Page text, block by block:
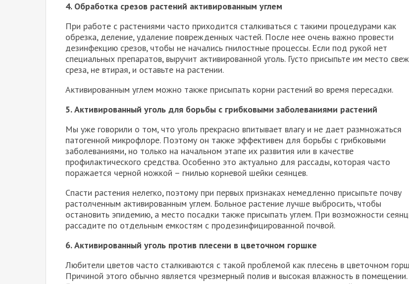
4. Обработка срезов растений активированным углем
При работе с растениями часто приходится сталкиваться с такими процедурами как
обрезка, деление, удаление поврежденных частей. После нее очень важно провести
дезинфекцию срезов, чтобы не начались гнилостные процессы. Если под рукой нет
специальных препаратов, выручит активированной уголь. Густо присыпьте им место
среза, не втирая, и оставьте на растении.
Активированным углем можно также присыпать корни растений во время пересадки.
5. Активированный уголь для борьбы с грибковыми заболеваниями растений
Мы уже говорили о том, что уголь прекрасно впитывает влагу и не дает размножаться
патогенной микрофлоре. Поэтому он также эффективен для борьбы с грибковыми
заболеваниями, но только на начальном этапе их развития или в качестве
профилактического средства. Особенно это актуально для рассады, которая часто
поражается черной ножкой – гнилью корневой шейки сеянцев.
Спасти растения нелегко, поэтому при первых признаках немедленно присыпьте почву
растолченным активированным углем. Больное растение лучше выбросить, чтобы
остановить эпидемию, а место посадки также присыпать углем. При возможности
рассадите по отдельным емкостям с продезинфицированной почвой.
6. Активированный уголь против плесени в цветочном горшке
Любители цветов часто сталкиваются с такой проблемой как плесень в цветочном
Причиной этого обычно является чрезмерный полив и высокая влажность в помещении.